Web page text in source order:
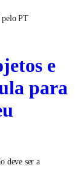
pelo PT
e
para
deve ser a